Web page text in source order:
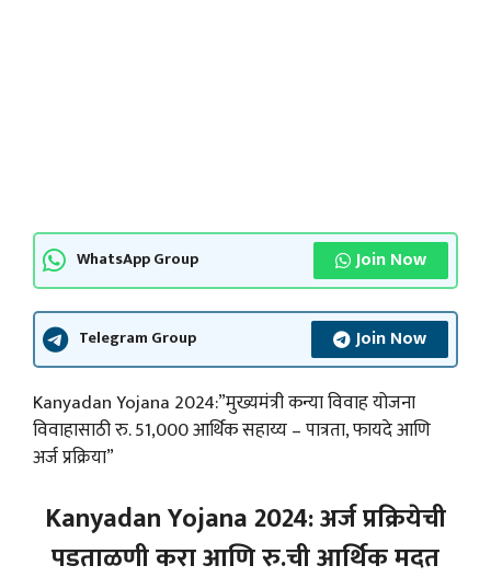
WhatsApp Group Join Now
Telegram Group Join Now
Kanyadan Yojana 2024:”मुख्यमंत्री कन्या विवाह योजना
विवाहासाठी रु. 51,000 आर्थिक सहाय्य – पात्रता, फायदे आणि
अर्ज प्रक्रिया”
Kanyadan Yojana 2024: अर्ज प्रक्रियेची
पडताळणी करा आणि रु.ची आर्थिक मदत